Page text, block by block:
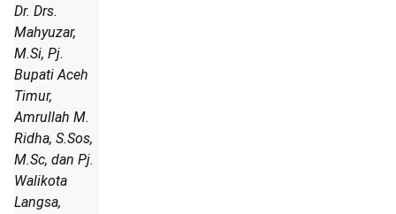
Dr. Drs.
Mahyuzar,
M.Si, Pj.
Bupati Aceh
Timur,
Amrullah M.
Ridha, S.Sos,
M.Sc, dan Pj.
Walikota
Langsa,